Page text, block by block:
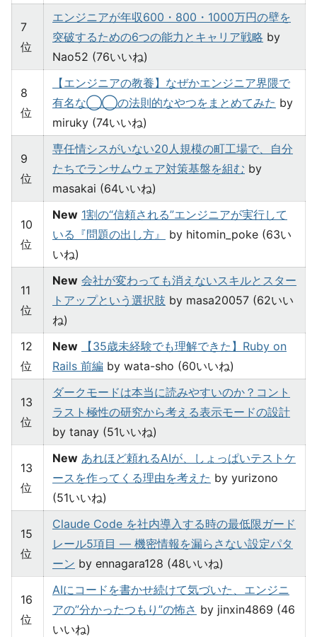
7
位
エンジニアが年収600・800・1000万円の壁を
突破するための6つの能力とキャリア戦略 by
Nao52 (76いいね)
8
位
【エンジニアの教養】なぜかエンジニア界隈で
有名な◯◯の法則的なやつをまとめてみた by
miruky (74いいね)
9
位
専任情シスがいない20人規模の町工場で、自分
たちでランサムウェア対策基盤を組む by
masakai (64いいね)
10
位
New 1割の“信頼される”エンジニアが実行して
いる『問題の出し方』
by hitomin_poke (63い
いね)
11
位
New 会社が変わっても消えないスキルとスター
トアップという選択肢 by masa20057 (62いい
ね)
12
位
New
【35歳未経験でも理解できた】Ruby on
Rails 前編 by wata-sho (60いいね)
13
位
ダークモードは本当に読みやすいのか？コント
ラスト極性の研究から考える表示モードの設計
by tanay (51いいね)
13
位
New あれほど頼れるAIが、しょっぱいテストケ
ースを作ってくる理由を考えた by yurizono
(51いいね)
15
位
Claude Code を社内導入する時の最低限ガード
レール5項目 — 機密情報を漏らさない設定パタ
ーン by ennagara128 (48いいね)
16
位
AIにコードを書かせ続けて気づいた、エンジニ
アの”分かったつもり”の怖さ by jinxin4869 (46
いいね)